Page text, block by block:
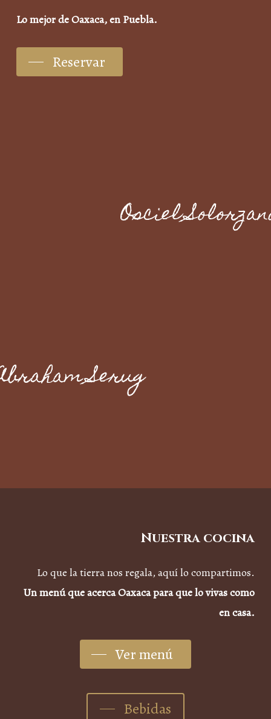
Lo mejor de Oaxaca, en Puebla.
Reservar
Osciel
Serug
Nuestra cocina
Lo que la tierra nos regala, aquí lo compartimos.
Un menú que acerca Oaxaca para que lo vivas como
en casa.
Ver menú
Bebidas